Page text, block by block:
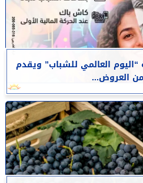
العالمي للشباب” ويقدم
العروض...